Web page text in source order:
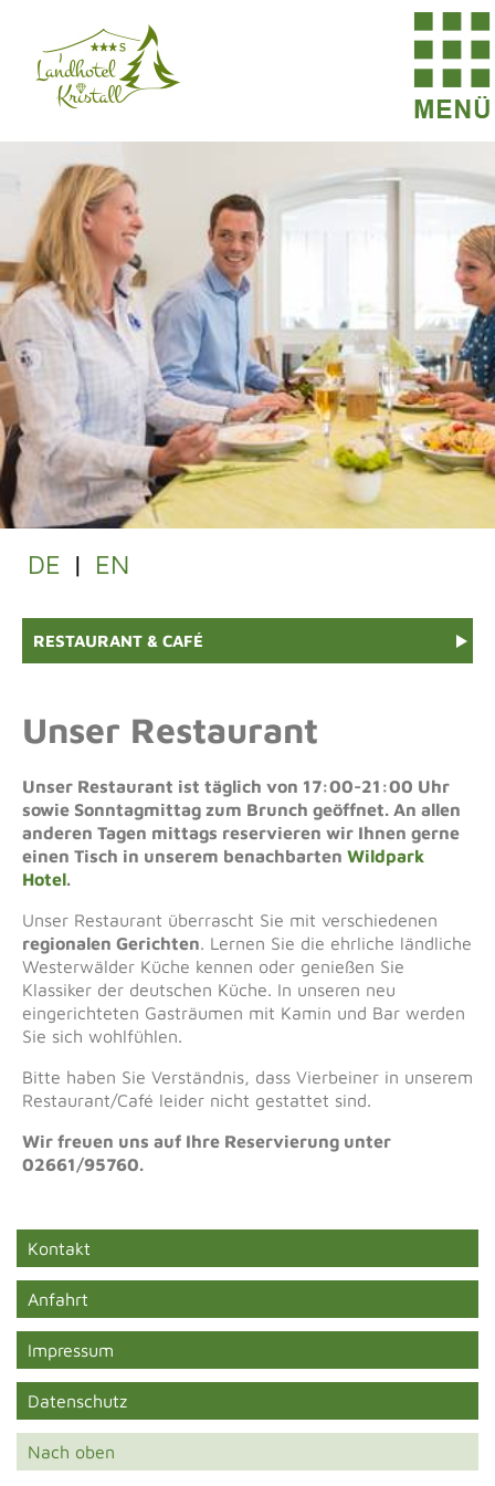
DE | EN
RESTAURANT & CAFÉ
Unser Restaurant
Unser Restaurant ist täglich von 17:00-21:00 Uhr
sowie Sonntagmittag zum Brunch geöffnet. An allen
anderen Tagen mittags reservieren wir Ihnen gerne
einen Tisch in unserem benachbarten Wildpark
Hotel.
Unser Restaurant überrascht Sie mit verschiedenen
regionalen Gerichten. Lernen Sie die ehrliche ländliche
Westerwälder Küche kennen oder genießen Sie
Klassiker der deutschen Küche. In unseren neu
eingerichteten Gasträumen mit Kamin und Bar werden
Sie sich wohlfühlen.
Bitte haben Sie Verständnis, dass Vierbeiner in unserem
Restaurant/Café leider nicht gestattet sind.
Wir freuen uns auf Ihre Reservierung unter
02661/95760.
Kontakt
Anfahrt
Impressum
Datenschutz
Nach oben